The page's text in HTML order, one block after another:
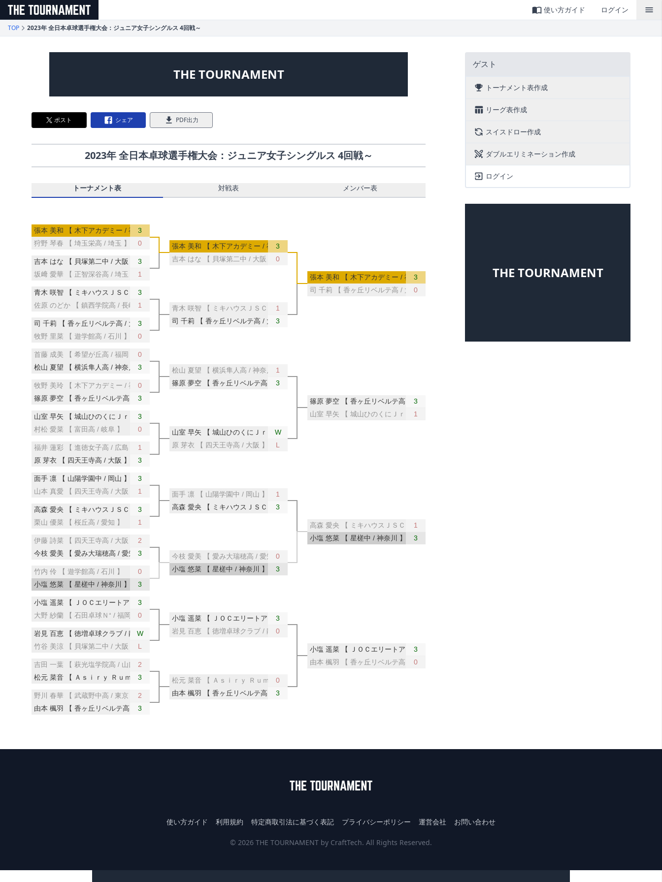
メインコンテンツへスキップ 使い方ガイド ログイン
TOP 2023年 全日本卓球選手権大会：ジュニア女子シングルス 4回戦～
THE TOURNAMENT
ポスト シェア PDF出力
2023年 全日本卓球選手権大会：ジュニア女子シングルス 4回戦～
トーナメント表 対戦表 メンバー表
張本 美和 【 木下アカデミー / 神奈川 】
3
狩野 琴春 【 埼玉栄高 / 埼玉 】
0
吉本 はな 【 貝塚第二中 / 大阪 】 3
坂﨑 愛華 【 正智深谷高 / 埼玉 】
1
青木 咲智 【 ミキハウスＪＳＣ / 大阪 】
3
佐原 のどか 【 鎮西学院高 / 長崎 】1
司 千莉 【 香ヶ丘リベルテ高 / 大阪
3
牧野 里菜 【 遊学館高 / 石川 】
0
首藤 成美 【 希望が丘高 / 福岡
0
桧山 夏望 【 横浜隼人高 / 神奈川 】
3
牧野 美玲 【 木下アカデミー / 神奈川 】
0
篠原 夢空 【 香ヶ丘リベルテ高 / 大阪 】
3
山室 早矢 【 城山ひのくにＪｒ / 熊本 】
3
村松 愛菜 【 富田高 / 岐阜 】
0
福井 蓮彩 【 進徳女子高 / 広島 】
1
原 芽衣 【 四天王寺高 / 大阪 】
3
面手 凛 【 山陽学園中 / 岡山 】
3
山本 真愛 【 四天王寺高 / 大阪 】
1
高森 愛央 【 ミキハウスＪＳＣ / 大阪 】
3
栗山 優菜 【 桜丘高 / 愛知 】
1
伊藤 詩菜 【 四天王寺高 / 大阪 】
2
今枝 愛美 【 愛み大瑞穂高 / 愛知 】
3
竹内 伶 【 遊学館高 / 石川 】
0
小塩 悠菜 【 星槎中 / 神奈川 】
3
小塩 遥菜 【 ＪＯＣエリートアカデミー／星槎 / 東京 】
3
大野 紗蘭 【 石田卓球Ｎ⁺ / 福岡 】0
岩見 百恵 【 徳増卓球クラブ / 静岡 】
W
竹谷 美涼 【 貝塚第二中 / 大阪 】
L
吉田 一葉 【 萩光塩学院高 / 山口 】
2
松元 菜音 【 Ａｓｉｒｙ Ｒｕｍｏｉ / 北海道 】
3
野川 春華 【 武蔵野中高 / 東京 】
2
由本 楓羽 【 香ヶ丘リベルテ高 / 大阪 】
3
張本 美和 【 木下アカデミー / 神奈川 】
3
吉本 はな 【 貝塚第二中 / 大阪 】 0
青木 咲智 【 ミキハウスＪＳＣ / 大阪 】
1
司 千莉 【 香ヶ丘リベルテ高 / 大阪
3
桧山 夏望 【 横浜隼人高 / 神奈川 】1
篠原 夢空 【 香ヶ丘リベルテ高 / 大阪 】
3
山室 早矢 【 城山ひのくにＪｒ / 熊本 】
W
原 芽衣 【 四天王寺高 / 大阪 】
L
面手 凛 【 山陽学園中 / 岡山 】
1
高森 愛央 【 ミキハウスＪＳＣ / 大阪 】
3
今枝 愛美 【 愛み大瑞穂高 / 愛知 】
0
小塩 悠菜 【 星槎中 / 神奈川 】
3
小塩 遥菜 【 ＪＯＣエリートアカデミー／星槎 / 東京 】
3
岩見 百恵 【 徳増卓球クラブ / 静岡 】
0
松元 菜音 【 Ａｓｉｒｙ Ｒｕｍｏｉ / 北海道 】
0
由本 楓羽 【 香ヶ丘リベルテ高 / 大阪 】
3
張本 美和 【 木下アカデミー / 神奈川 】
3
司 千莉 【 香ヶ丘リベルテ高 / 大阪
0
篠原 夢空 【 香ヶ丘リベルテ高 / 大阪 】
3
山室 早矢 【 城山ひのくにＪｒ / 熊本 】
1
高森 愛央 【 ミキハウスＪＳＣ / 大阪 】
1
小塩 悠菜 【 星槎中 / 神奈川 】
3
小塩 遥菜 【 ＪＯＣエリートアカデミー／星槎 / 東京 】
3
由本 楓羽 【 香ヶ丘リベルテ高 / 大阪 】
0
ゲスト
トーナメント表作成
リーグ表作成
スイスドロー作成
ダブルエリミネーション作成
ログイン
THE TOURNAMENT
使い方ガイド 利用規約 特定商取引法に基づく表記 プライバシーポリシー 運営会社 お問い合わせ
© 2026 THE TOURNAMENT by CraftTech. All Rights Reserved.